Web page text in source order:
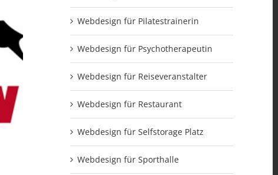
Webdesign für Pilatestrainerin
Webdesign für Psychotherapeutin
Webdesign für Reiseveranstalter
Webdesign für Restaurant
Webdesign für Selfstorage Platz
Webdesign für Sporthalle